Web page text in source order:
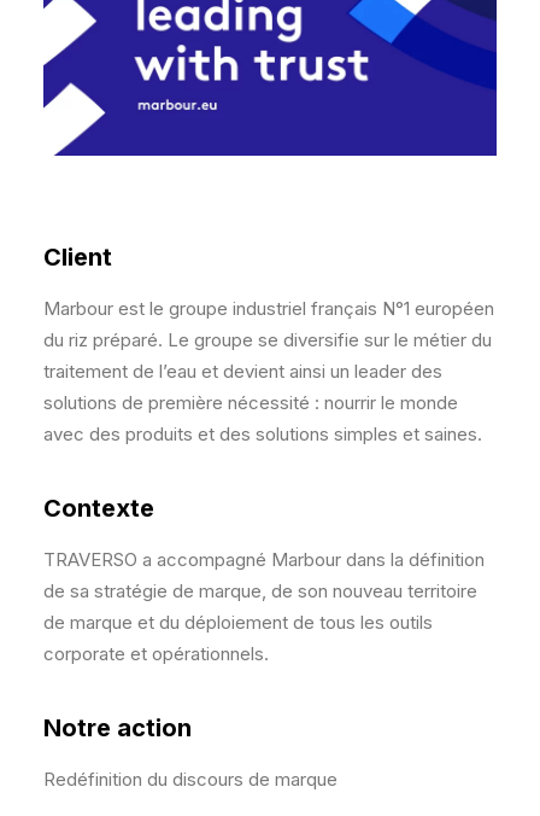
Client
Marbour est le groupe industriel français N°1 européen
du riz préparé. Le groupe se diversifie sur le métier du
traitement de l’eau et devient ainsi un leader des
solutions de première nécessité : nourrir le monde
avec des produits et des solutions simples et saines.
Contexte
TRAVERSO a accompagné Marbour dans la définition
de sa stratégie de marque, de son nouveau territoire
de marque et du déploiement de tous les outils
corporate et opérationnels.
Notre action
Redéfinition du discours de marque